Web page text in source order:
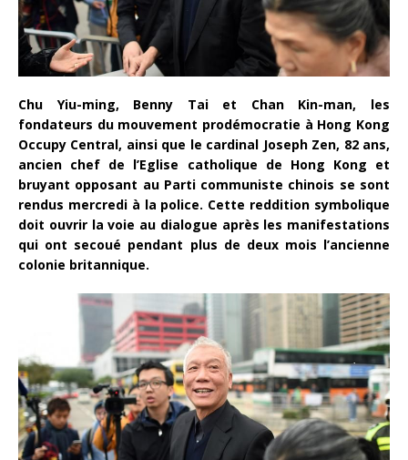
Chu Yiu-ming, Benny Tai et Chan Kin-man, les
fondateurs du mouvement prodémocratie à Hong Kong
Occupy Central, ainsi que le cardinal Joseph Zen, 82 ans,
ancien chef de l’Eglise catholique de Hong Kong et
bruyant opposant au Parti communiste chinois se sont
rendus mercredi à la police. Cette reddition symbolique
doit ouvrir la voie au dialogue après les manifestations
qui ont secoué pendant plus de deux mois l’ancienne
colonie britannique.